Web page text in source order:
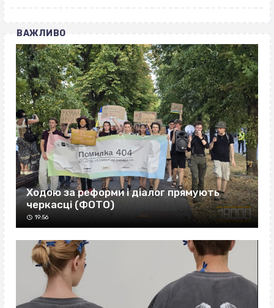
ВАЖЛИВО
Ходою за реформи і діалог прямують
черкасці (ФОТО)
19:56